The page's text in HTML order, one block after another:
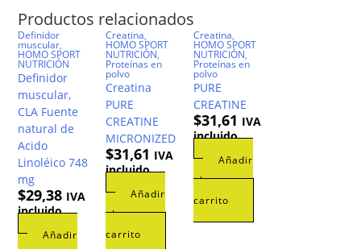
Productos relacionados
Definidor
muscular,
HOMO SPORT
NUTRICIÓN
Definidor
muscular,
CLA Fuente
natural de
Acido
Linoléico 748
mg
$29,38 IVA
incluido
Añadir
Creatina,
HOMO SPORT
NUTRICIÓN,
Proteínas en
polvo
Creatina
PURE
CREATINE
MICRONIZED
$31,61 IVA
incluido
Añadir
al
carrito
Creatina,
HOMO SPORT
NUTRICIÓN,
Proteínas en
polvo
PURE
CREATINE
$31,61 IVA
incluido
Añadir
al
carrito